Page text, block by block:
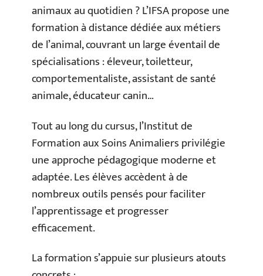
animaux au quotidien ? L’IFSA propose une
formation à distance dédiée aux métiers
de l’animal, couvrant un large éventail de
spécialisations : éleveur, toiletteur,
comportementaliste, assistant de santé
animale, éducateur canin…
Tout au long du cursus, l’Institut de
Formation aux Soins Animaliers privilégie
une approche pédagogique moderne et
adaptée. Les élèves accèdent à de
nombreux outils pensés pour faciliter
l’apprentissage et progresser
efficacement.
La formation s’appuie sur plusieurs atouts